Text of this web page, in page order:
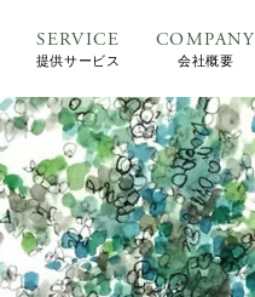
SERVICE
提供サービス
COMPANY
会社概要